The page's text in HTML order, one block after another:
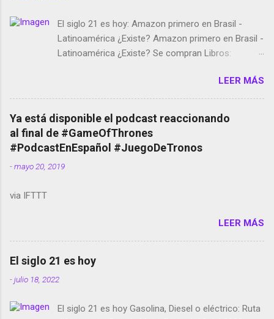
El siglo 21 es hoy: Amazon primero en Brasil -
Latinoamérica ¿Existe? Amazon primero en Brasil -
Latinoamérica ¿Existe? Se compran Libros:
temporada de Black Mirror Twitter deja de verificar
cuentas Responden los fotógrafos Brian May y el
copyright en Instagram Música y vídeo selfies en la
red social Riddley Scott saca a Kevin Spacey de su
película Francisco regaña a los que usan el
smartphone en sus misas La serie de la Tierra
Media GoBee - StartUp de bicicletas de alquiler
Live Photos en Google Photos Llegando Partimos
Dictados en Android El tamaño y su importancia...
LEER MÁS
Ya está disponible el podcast reaccionando
al final de #GameOfThrones
#PodcastEnEspañol #JuegoDeTronos
-mayo 20, 2019
via IFTTT
LEER MÁS
El siglo 21 es hoy
-julio 18, 2022
El siglo 21 es hoy Gasolina, Diesel o eléctrico: Ruta